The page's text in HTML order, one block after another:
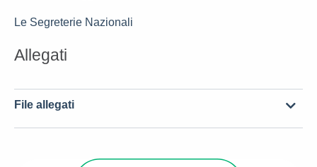
Le Segreterie Nazionali
Allegati
File allegati